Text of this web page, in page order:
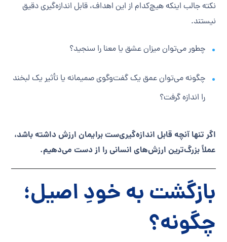
نکته جالب اینکه هیچ‌کدام از این اهداف، قابل اندازه‌گیری دقیق
نیستند.
چطور می‌توان میزان عشق یا معنا را سنجید؟
چگونه می‌توان عمق یک گفت‌وگوی صمیمانه یا تأثیر یک لبخند
را اندازه گرفت؟
اگر تنها آنچه قابل اندازه‌گیری‌ست برایمان ارزش داشته باشد،
عملاً بزرگ‌ترین ارزش‌های انسانی را از دست می‌دهیم.
بازگشت به خودِ اصیل؛
چگونه؟